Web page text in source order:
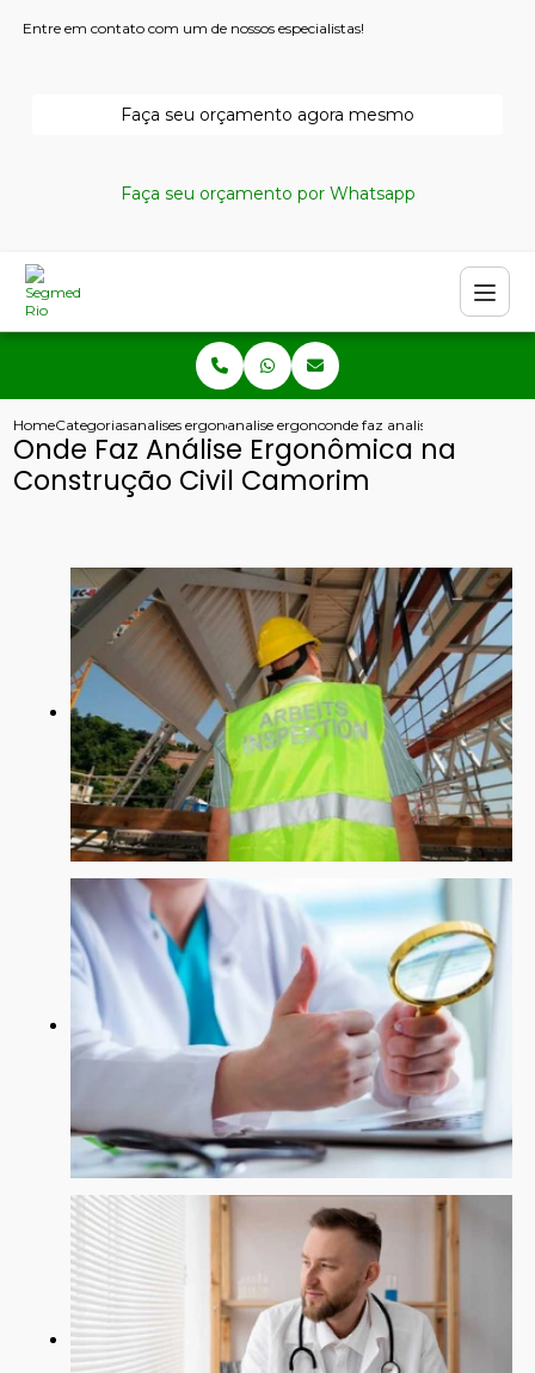
Entre em contato com um de nossos especialistas!
Faça seu orçamento agora mesmo
Faça seu orçamento por Whatsapp
HomeCategoriasanalises ergonomicasanalise ergonomica do trabalho fisioterapia
onde faz analise ergonomica
Onde Faz Análise Ergonômica na
Construção Civil Camorim